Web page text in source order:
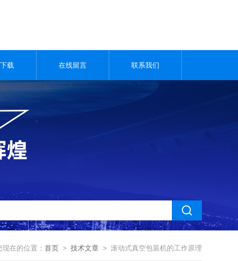
载 在线留言 联系我们
现在的位置： 首页 > 技术文章 > 滚动式真空包装机的工作原理